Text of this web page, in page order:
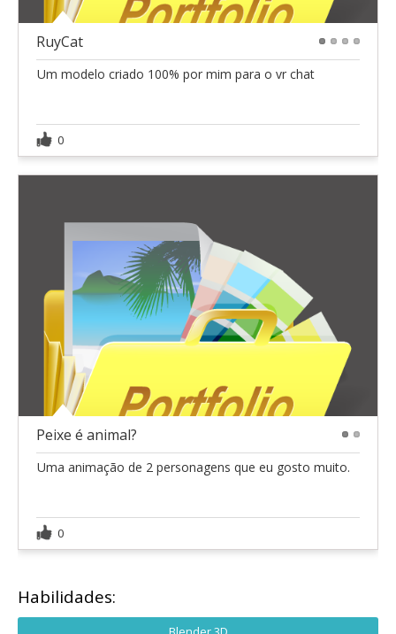
RuyCat
Um modelo criado 100% por mim para o vr chat
0
Peixe é animal?
Uma animação de 2 personagens que eu gosto muito.
0
Habilidades: